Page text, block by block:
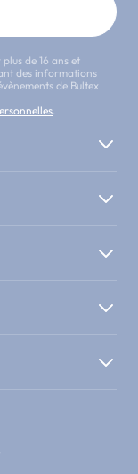
de 16 ans et
des informations
de Bultex
.